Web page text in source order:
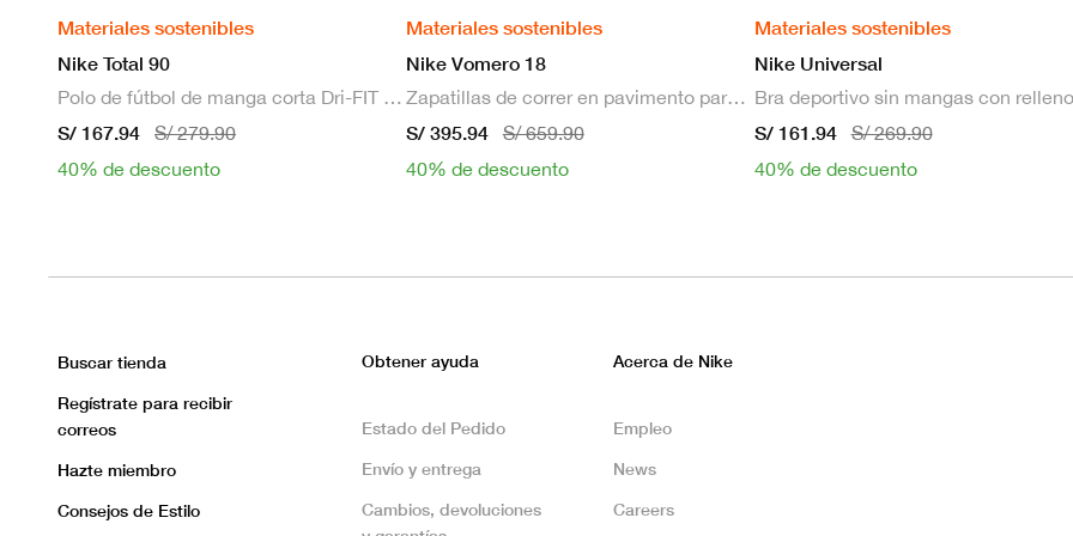
Materiales sostenibles
Nike Total 90
Polo de fútbol de manga corta Dri-FIT para hombre
S/ 167.94
S/ 279.90
40% de descuento
Materiales sostenibles
Nike Vomero 18
Zapatillas de correr en pavimento para hombre
S/ 395.94
S/ 659.90
40% de descuento
Materiales sostenibles
Nike Universal
S/ 161.94
S/ 269.90
40% de descuento
Buscar tienda
Regístrate para recibir
correos
Hazte miembro
Consejos de Estilo
Obtener ayuda
Estado del Pedido
Envío y entrega
Cambios, devoluciones
Acerca de Nike
Empleo
News
Careers